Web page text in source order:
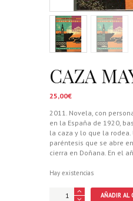
CAZA
25,00€
2011. Novela, con
en la España de 1920,
la caza y lo que la rodea.
paréntesis que se abre
cierra en Doñana. En el
Hay existencias
AÑADIR AL